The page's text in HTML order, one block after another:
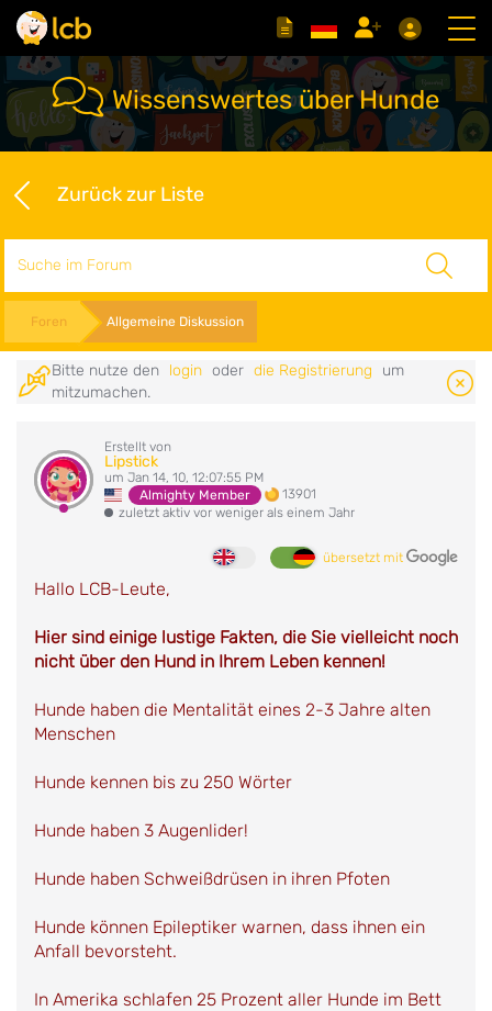
Wissenswertes über Hunde
Zurück zur Liste
Foren Allgemeine Diskussion
Bitte nutze den login oder die Registrierung
um
mitzumachen.
Erstellt von
Lipstick
um Jan 14, 10, 12:07:55 PM
Almighty Member
13901
zuletzt aktiv vor weniger als einem Jahr
übersetzt mit
Hallo LCB-Leute,
Hier sind einige lustige Fakten, die Sie vielleicht noch
nicht über den Hund in Ihrem Leben kennen!
Hunde haben die Mentalität eines 2-3 Jahre alten
Menschen
Hunde kennen bis zu 250 Wörter
Hunde haben 3 Augenlider!
Hunde haben Schweißdrüsen in ihren Pfoten
Hunde können Epileptiker warnen, dass ihnen ein
Anfall bevorsteht.
In Amerika schlafen 25 Prozent aller Hunde im Bett